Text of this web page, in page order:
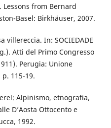
Lessons from Bernard
Basel: Birkhäuser, 2007.
villereccia. In: SOCIEDADE
Atti del Primo Congresso
Perugia: Unione
115-19.
Alpinismo, etnografia,
D’Aosta Ottocento e
1992.